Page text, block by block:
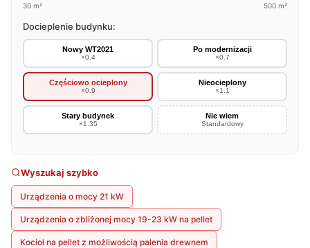
30 m² 500 m²
Docieplenie budynku:
Nowy WT2021
×0.4
Po modernizacji
×0.7
Częściowo ocieplony
×0.9
Nieocieplony
×1.1
Stary budynek
×1.35
Nie wiem
Standardowy
Wyszukaj szybko
Urządzenia o mocy 21 kW
Urządzenia o zbliżonej mocy 19-23 kW na pellet
Kocioł na pellet z możliwością palenia drewnem